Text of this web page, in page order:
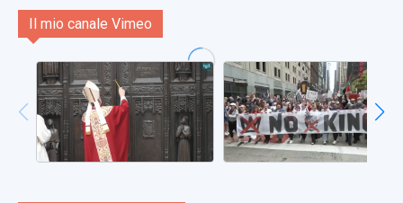
Il mio canale Vimeo